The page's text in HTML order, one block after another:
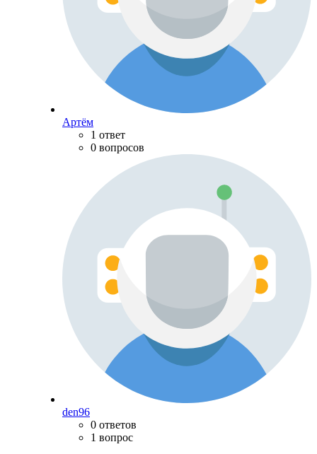
Артём
1 ответ
0 вопросов
den96
0 ответов
1 вопрос